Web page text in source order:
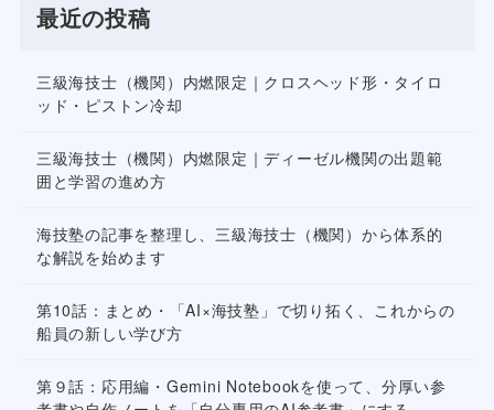
最近の投稿
三級海技士（機関）内燃限定｜クロスヘッド形・タイロ
ッド・ピストン冷却
三級海技士（機関）内燃限定｜ディーゼル機関の出題範
囲と学習の進め方
海技塾の記事を整理し、三級海技士（機関）から体系的
な解説を始めます
第10話：まとめ・「AI×海技塾」で切り拓く、これからの
船員の新しい学び方
第９話：応用編・Gemini Notebookを使って、分厚い参